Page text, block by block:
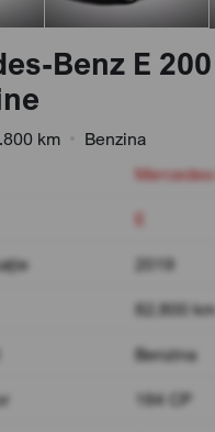
Benz E
km
Benzina
2019
82.800 km
Benzina
184 CP